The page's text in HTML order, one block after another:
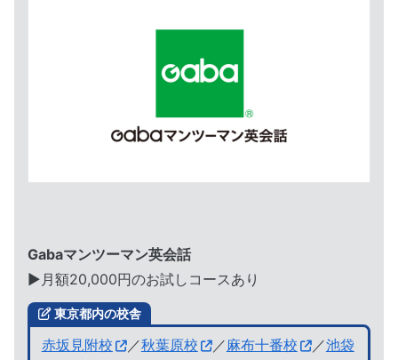
Gabaマンツーマン英会話
▶︎月額20,000円のお試しコースあり
東京都内の校舎
赤坂見附校 ／秋葉原校 ／麻布十番校 ／池袋